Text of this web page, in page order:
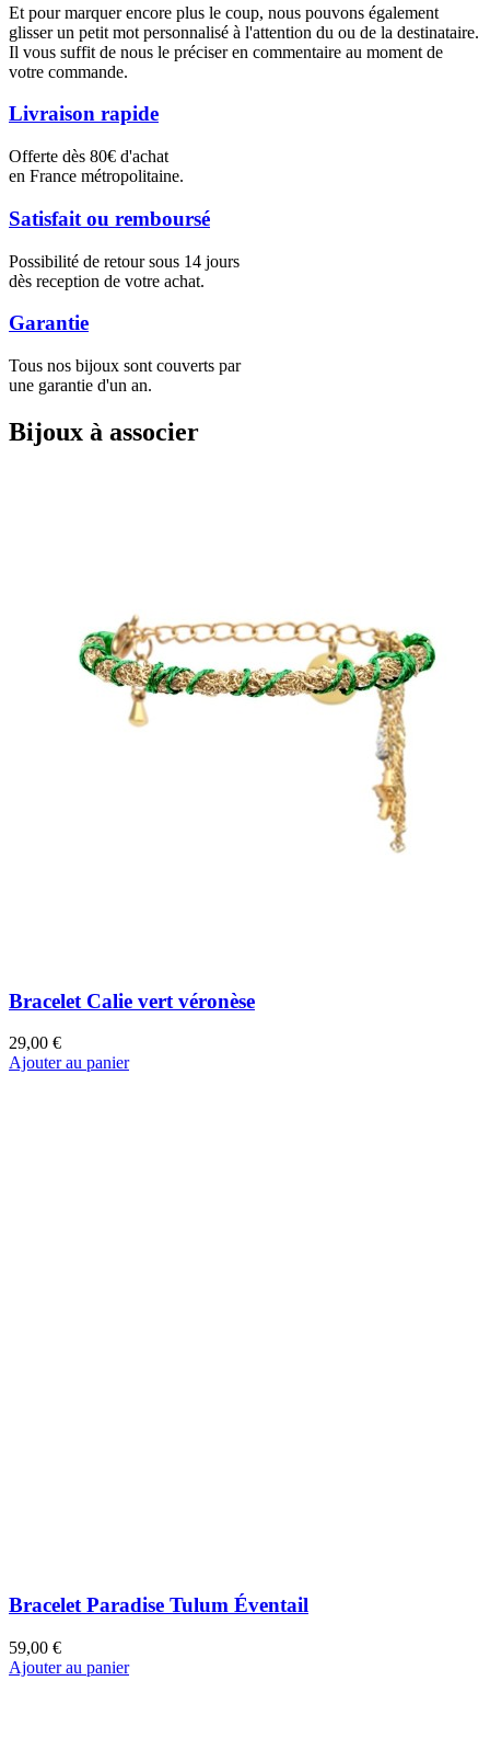
Et pour marquer encore plus le coup, nous pouvons également
glisser un petit mot personnalisé à l'attention du ou de la destinataire.
Il vous suffit de nous le préciser en commentaire au moment de
votre commande.
Livraison rapide
Offerte dès 80€ d'achat
en France métropolitaine.
Satisfait ou remboursé
Possibilité de retour sous 14 jours
dès reception de votre achat.
Garantie
Tous nos bijoux sont couverts par
une garantie d'un an.
Bijoux à associer
Bracelet Calie vert véronèse
29,00 €
Ajouter au panier
Bracelet Charly Verde di positano
59,00 €